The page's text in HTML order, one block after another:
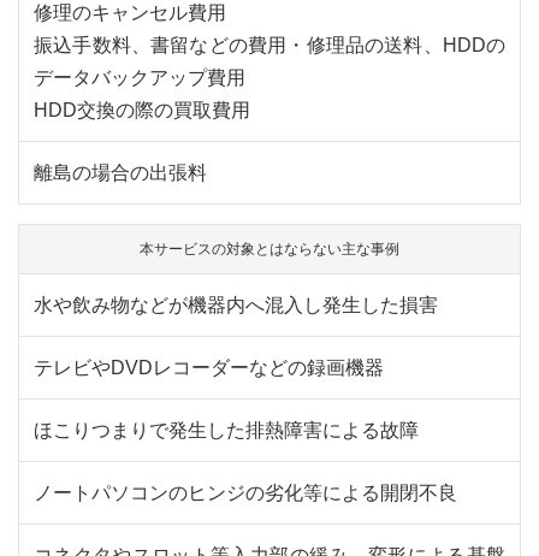
修理のキャンセル費用
振込手数料、書留などの費用・修理品の送料、HDDの
データバックアップ費用
HDD交換の際の買取費用
離島の場合の出張料
本サービスの対象とはならない主な事例
水や飲み物などが機器内へ混入し発生した損害
テレビやDVDレコーダーなどの録画機器
ほこりつまりで発生した排熱障害による故障
ノートパソコンのヒンジの劣化等による開閉不良